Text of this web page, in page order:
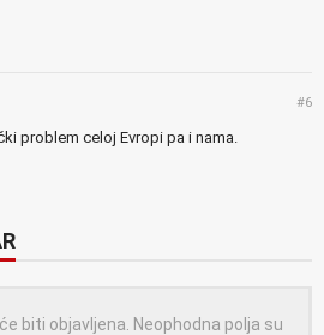
#6
problem celoj Evropi pa i nama.
biti objavljena. Neophodna polja su